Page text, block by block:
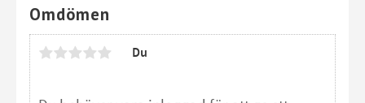
Omdömen
Du